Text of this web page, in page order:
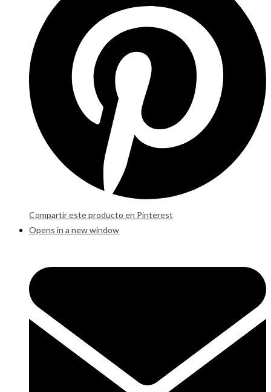
Compartir este producto en Pinterest
Opens in a new window